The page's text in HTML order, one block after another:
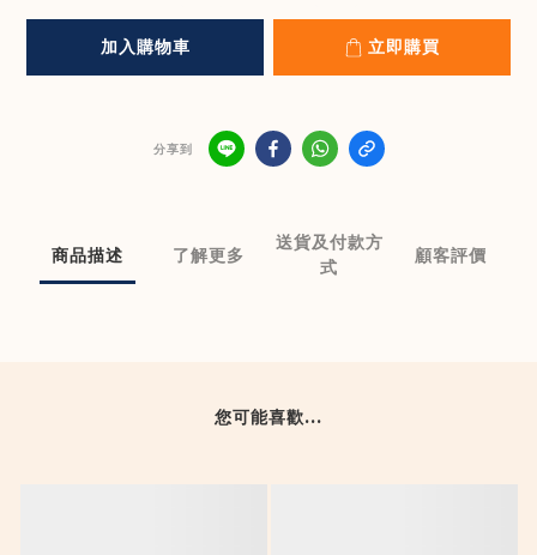
加入購物車 立即購買
分享到
商品描述 了解更多
送貨及付款方
式
顧客評價
您可能喜歡...